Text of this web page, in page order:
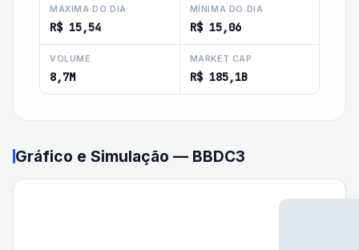
MÁXIMA DO DIA
R$ 15,54
MÍNIMA DO DIA
R$ 15,06
VOLUME
8,7M
MARKET CAP
R$ 185,1B
Gráfico e Simulação — BBDC3